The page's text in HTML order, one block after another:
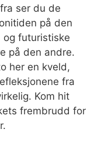
ser du de
på den
og futuristiske
på den andre.
her en kveld,
fra
Kom hit
frembrudd for